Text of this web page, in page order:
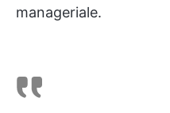
manageriale.